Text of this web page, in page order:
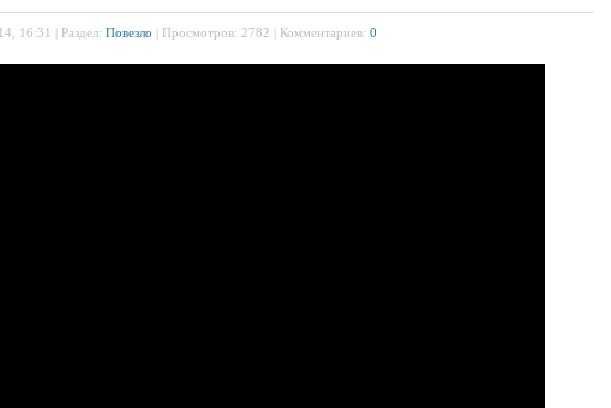
16:31 | Раздел: Повезло | Просмотров: 2782 | Комментариев: 0